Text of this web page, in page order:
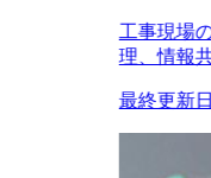
工事現場
理、情報
最終更新